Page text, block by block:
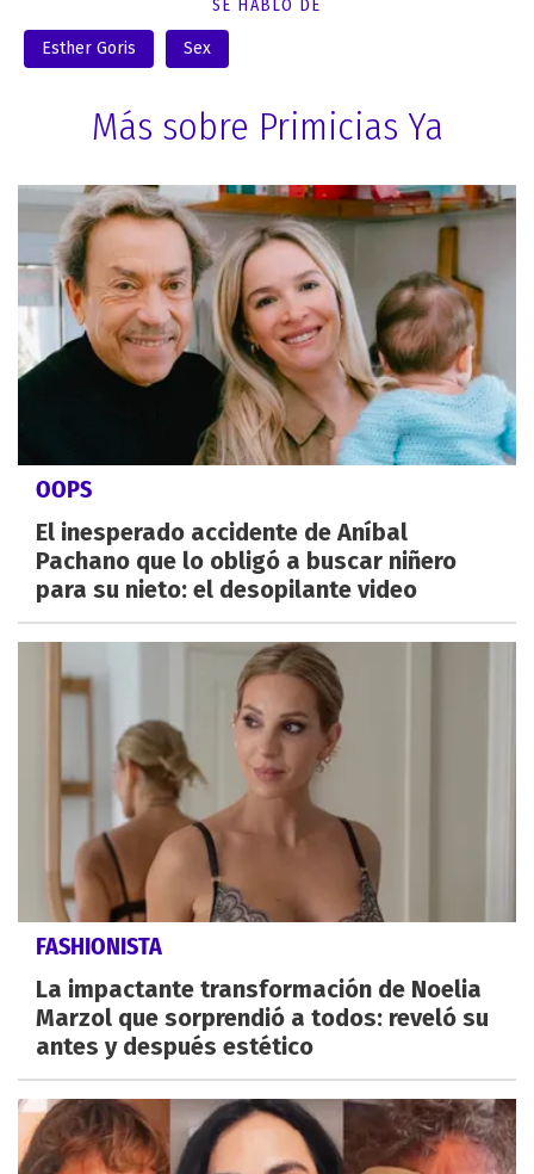
SE HABLÓ DE
Esther Goris Sex
Más sobre Primicias Ya
OOPS
El inesperado accidente de Aníbal
Pachano que lo obligó a buscar niñero
para su nieto: el desopilante video
FASHIONISTA
La impactante transformación de Noelia
Marzol que sorprendió a todos: reveló su
antes y después estético